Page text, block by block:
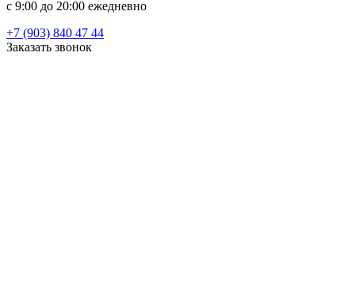
c 9:00 до 20:00 ежедневно
+7 (903) 840 47 44
Заказать звонок